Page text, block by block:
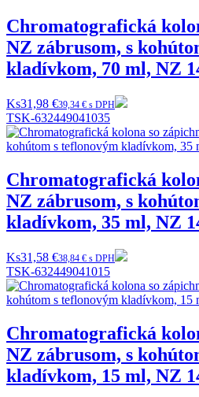
Chromatografická
NZ zábrusom, s
kladívkom, 70 ml, NZ
Ks31,98 €39,34 € s DPH
TSK-632449041035
Chromatografická
NZ zábrusom, s
kladívkom, 35 ml, NZ
Ks31,58 €38,84 € s DPH
TSK-632449041015
Chromatografická
NZ zábrusom, s
kladívkom, 15 ml, NZ